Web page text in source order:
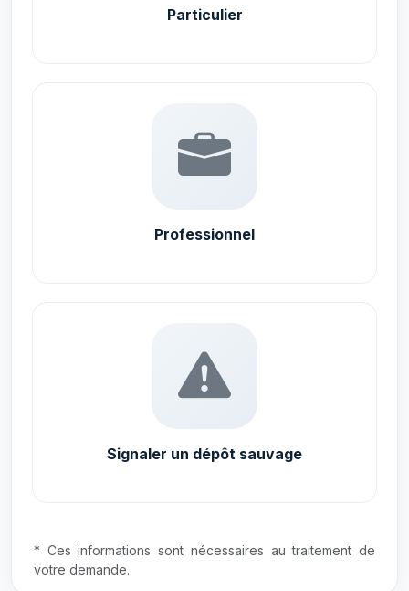
Particulier
Professionnel
Signaler un dépôt sauvage
* Ces informations sont nécessaires au traitement de
votre demande.